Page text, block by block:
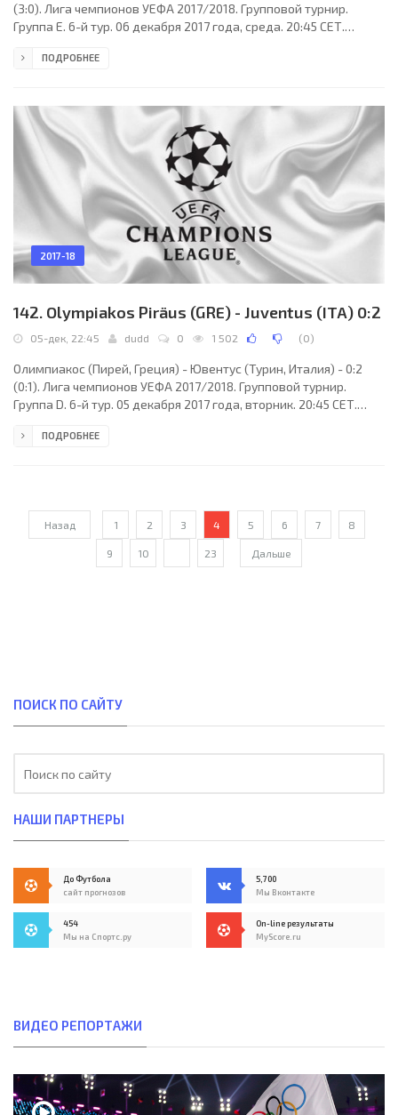
(3:0). Лига чемпионов УЕФА 2017/2018. Групповой турнир.
Группа E. 6-й тур. 06 декабря 2017 года, среда. 20:45 СЕТ.
зрителей (90 % при вместимости 54074). Главный арбитр:
арбитр: Радослав Сейка (Польша). Дополнительные
ассистенты арбитра: Павел Рачковски, Томаш Мусял
ПОДРОБНЕЕ
2017-18
142. Olympiakos Piräus (GRE) - Juventus (ITA) 0:2
05-дек, 22:45 dudd 0 1 502 (0)
Олимпиакос (Пирей, Греция) - Ювентус (Турин, Италия) - 0:2
(0:1). Лига чемпионов УЕФА 2017/2018. Групповой турнир.
Группа D. 6-й тур. 05 декабря 2017 года, вторник. 20:45 СЕТ.
Георгиос Караискакис. 29567 зрителей (88 % при вместимости
арбитр: Мигель Мартинес Мунуэра (Испания).
ПОДРОБНЕЕ
Назад 1 2 3 4 5 6 7 8
9 10 23 Дальше
ПОИСК ПО САЙТУ
НАШИ ПАРТНЕРЫ
До Футбола
сайт прогнозов
5,700
Мы Вконтакте
454
Мы на Спортс.ру
On-line результаты
MyScore.ru
ВИДЕО РЕПОРТАЖИ